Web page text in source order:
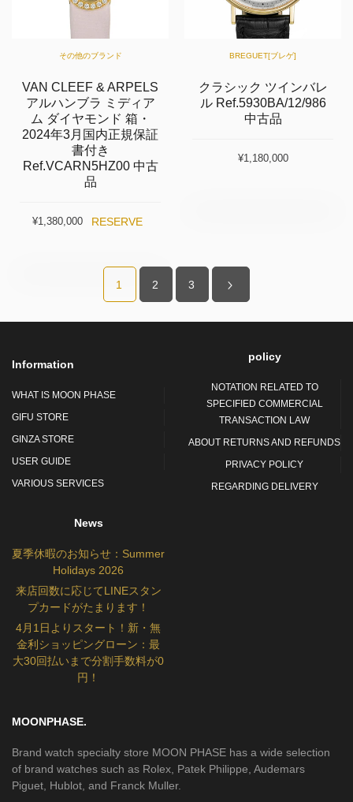
その他のブランド
VAN CLEEF & ARPELS
アルハンブラ ミディア
ム ダイヤモンド 箱・
2024年3月国内正規保証
書付き
Ref.VCARN5HZ00 中古
品
¥1,380,000 RESERVE
BREGUET[ブレゲ]
クラシック ツインバレ
ル Ref.5930BA/12/986
中古品
¥1,180,000
1 2 3
Information
WHAT IS MOON PHASE
GIFU STORE
GINZA STORE
USER GUIDE
VARIOUS SERVICES
policy
NOTATION RELATED TO
SPECIFIED COMMERCIAL
TRANSACTION LAW
ABOUT RETURNS AND REFUNDS
PRIVACY POLICY
REGARDING DELIVERY
News
夏季休暇のお知らせ：Summer
Holidays 2026
来店回数に応じてLINEスタン
プカードがたまります！
4月1日よりスタート！新・無
金利ショッピングローン：最
大30回払いまで分割手数料が0
円！
MOONPHASE.
Brand watch specialty store MOON PHASE has a wide selection
of brand watches such as Rolex, Patek Philippe, Audemars
Piguet, Hublot, and Franck Muller.